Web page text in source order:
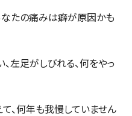
たの痛みは癖が原因かも
左足がしびれる、何をやっ
、何年も我慢していません